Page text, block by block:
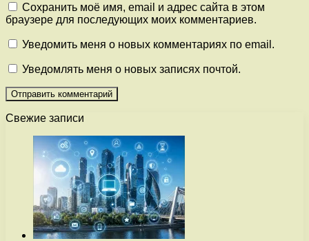
Сохранить моё имя, email и адрес сайта в этом
браузере для последующих моих комментариев.
Уведомить меня о новых комментариях по email.
Уведомлять меня о новых записях почтой.
Свежие записи